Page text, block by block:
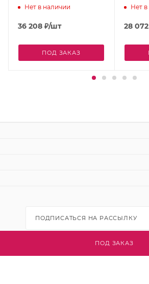
ПОД ЗАКАЗ
Нет в наличии
36 208 ₽/шт
ПОД ЗАКАЗ
Нет
28 072
ПОДПИСАТЬСЯ НА РАССЫЛКУ
+7 (495) 445-03-